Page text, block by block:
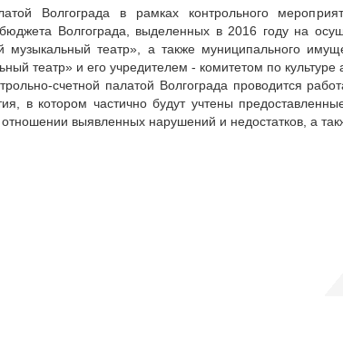
Волгограда в рамках контрольного
Волгограда, выделенных в 2016 году на
музыкальный театр», а также муниципального
театр» и его учредителем - комитетом по
счетной палатой Волгограда проводится
в котором частично будут учтены
выявленных нарушений и недостатков, а